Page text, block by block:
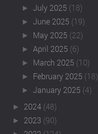
►July 2025 (18)
►June 2025 (19)
► May 2025 (22)
► April 2025 (6)
► March 2025 (10)
► February 2025 (18)
►January 2025 (4)
► 2024 (48)
► 2023 (90)